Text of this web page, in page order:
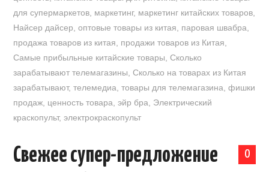
для супермаркетов маркетинг, маркетинг китайских товаров
Найсер дайсер ,оптовые товары из китая паровая швабра
продажа товаров из китая
продажи товаров из Китая
Самые прибыльные китайские товары ,Сколько
зарабатывают телемагазины ,Сколько на товарах из Китая
зарабатывают,телемедиа ,товары для телемагазина ,фишки
продаж ценность товара ,эйр бра
Электрический
краскопульт,электрокраскопульт
0
Свежее супер-предложение